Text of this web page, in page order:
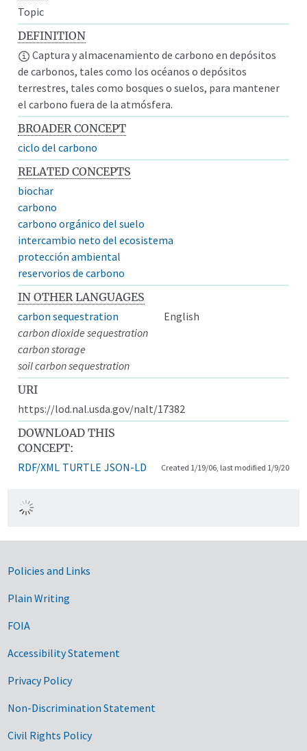
Topic
DEFINITION
Captura y almacenamiento de carbono en depósitos
de carbonos, tales como los océanos o depósitos
terrestres, tales como bosques o suelos, para mantener
el carbono fuera de la atmósfera.
BROADER CONCEPT
ciclo del carbono
RELATED CONCEPTS
biochar
carbono
carbono orgánico del suelo
intercambio neto del ecosistema
protección ambiental
reservorios de carbono
IN OTHER LANGUAGES
carbon sequestration
English
carbon dioxide sequestration
carbon storage
soil carbon sequestration
URI
https://lod.nal.usda.gov/nalt/17382
DOWNLOAD THIS
CONCEPT:
RDF/XML TURTLE JSON-LD Created 1/19/06, last modified 1/9/20
Government Links
Policies and Links
Plain Writing
FOIA
Accessibility Statement
Privacy Policy
Non-Discrimination Statement
Civil Rights Policy